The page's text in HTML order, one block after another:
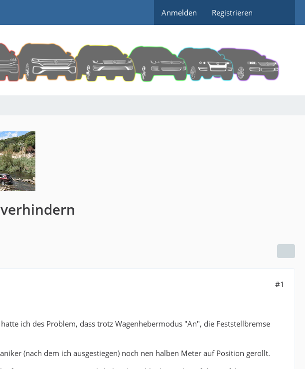
Anmelden Registrieren
#1
ich des Problem, dass trotz Wagenhebermodus "An", die Feststellbremse
(nach dem ich ausgestiegen) noch nen halben Meter auf Position gerollt.